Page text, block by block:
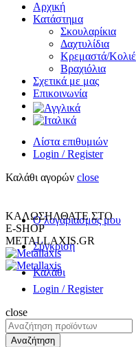
Αρχική
Κατάστημα
Σκουλαρίκια
Δαχτυλίδια
Κρεμαστά/Κολιέ
Βραχιόλια
Σχετικά με μας
Επικοινωνία
Λίστα επιθυμιών
Login / Register
Καλάθι αγορών close
Ο λογαριασμος μου
Σύγκριση
Καλάθι
ΚΑΛΩΣΗΛΘΑΤΕ ΣΤΟ
E-SHOP
METALLAXIS.GR
Login / Register
close
Αναζήτηση
για:
Αναζήτηση